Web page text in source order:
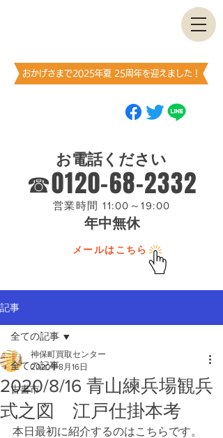
おかげさまで2025年夏 25周年を迎えました！
お電話ください
☎0120-68-2332
営業時間 11:00～19:00
年中無休
メールはこちら
記事
全ての記事
古書市
全ての記事
2020/8/16 青山練兵場観兵
式之図 江戸仕掛本考
神保町買取センター
2020年8月16日
本日最初に紹介するのはこちらです。